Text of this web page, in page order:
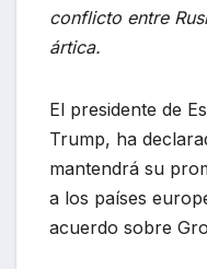
conflicto entre
ártica.
El presidente de
Trump, ha
mantendrá su
a los países
acuerdo sobre